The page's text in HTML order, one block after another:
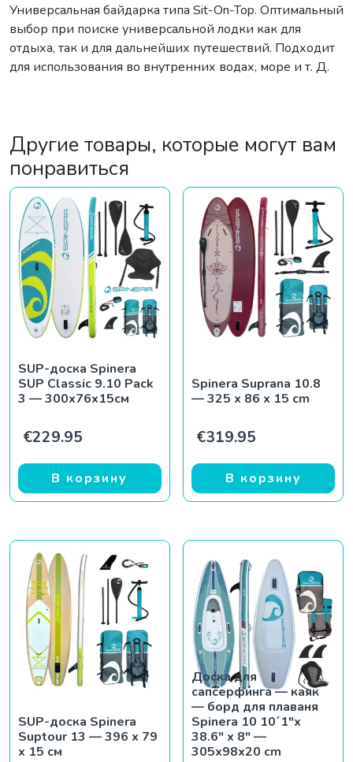
Универсальная байдарка типа Sit-On-Top. Оптимальный
выбор при поиске универсальной лодки как для
отдыха, так и для дальнейших путешествий. Подходит
для использования во внутренних водах, море и т. Д.
Другие товары, которые могут вам
понравиться
SUP-доска Spinera
SUP Classic 9.10 Pack
3 — 300x76x15см
€229.95
В корзину
Spinera Suprana 10.8
— 325 x 86 x 15 cm
€319.95
В корзину
SUP-доска Spinera
Suptour 13 — 396 x 79
x 15 см
Доска для
сапсерфинга — каяк
— борд для плаваня
Spinera 10 10´1″x
38.6″ x 8″ —
305x98x20 cm